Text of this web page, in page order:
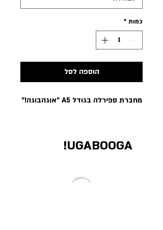
כמות *
הוספה לסל
מחברת ספירלה בגודל A5 ״אוגהבוגה!״
UGABOOGA!